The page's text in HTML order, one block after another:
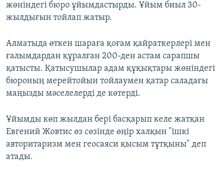
жөніндегі бюро ұйымдастырды. Ұйым биыл 30-
жылдығын тойлап жатыр.
Алматыда өткен шараға қоғам қайраткерлері мен
ғалымдардан құралған 200-ден астам сарапшы
қатысты. Қатысушылар адам құқықтары жөніндегі
бюроның мерейтойын тойлаумен қатар саладағы
маңызды мәселелерді де көтерді.
Ұйымды көп жылдан бері басқарып келе жатқан
Евгений Жовтис өз сөзінде өңір халқын "ішкі
авторитаризм мен геосаяси қысым тұтқыны" деп
атады.